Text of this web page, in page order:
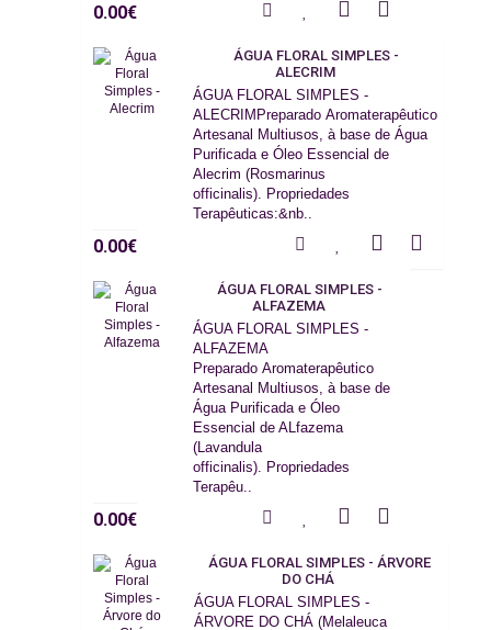
0.00€
ÁGUA FLORAL SIMPLES -
ALECRIM
ÁGUA FLORAL SIMPLES -
ALECRIMPreparado Aromaterapêutico
Artesanal Multiusos, à base de Água
Purificada e Óleo Essencial de
Alecrim (Rosmarinus
officinalis). Propriedades
Terapêuticas:&nb..
0.00€
ÁGUA FLORAL SIMPLES -
ALFAZEMA
ÁGUA FLORAL SIMPLES -
ALFAZEMA
Preparado Aromaterapêutico
Artesanal Multiusos, à base de
Água Purificada e Óleo
Essencial de ALfazema
(Lavandula
officinalis). Propriedades
Terapêu..
0.00€
ÁGUA FLORAL SIMPLES - ÁRVORE
DO CHÁ
ÁGUA FLORAL SIMPLES -
ÁRVORE DO CHÁ (Melaleuca